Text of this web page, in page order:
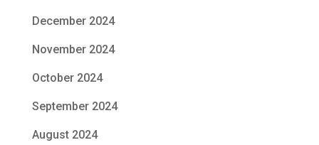
December 2024
November 2024
October 2024
September 2024
August 2024